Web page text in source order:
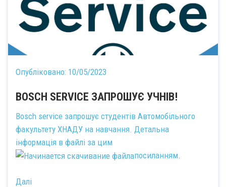
Опубліковано: 10/05/2023
BOSCH SERVICE ЗАПРОШУЄ УЧНІВ!
Bosch service запрошує студентів Автомобільного
факультету ХНАДУ на навчання. Детальна
інформація в файлі за цим
посиланням
Далі